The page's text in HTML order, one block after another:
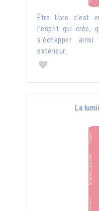
Être libre c’est
l’esprit qui crée,
s'échapper
extérieur.
La